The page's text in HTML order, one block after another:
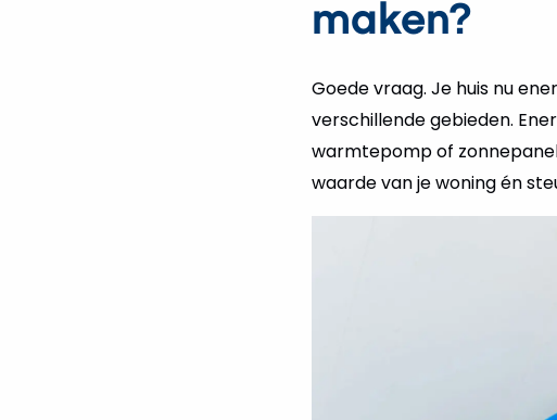
maken?
Goede vraag. Je huis nu
verschillende gebieden.
warmtepomp of
waarde van je woning én